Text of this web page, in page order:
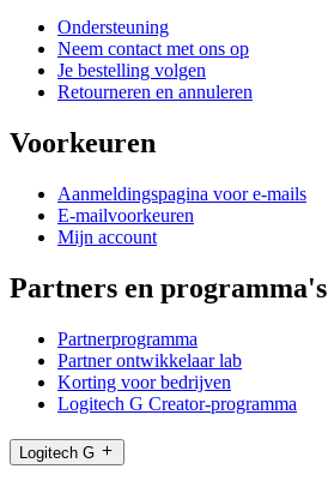
Ondersteuning
Neem contact met ons op
Je bestelling volgen
Retourneren en annuleren
Voorkeuren
Aanmeldingspagina voor e-mails
E-mailvoorkeuren
Mijn account
Partners en programma's
Partnerprogramma
Partner ontwikkelaar lab
Korting voor bedrijven
Logitech G Creator-programma
Logitech G